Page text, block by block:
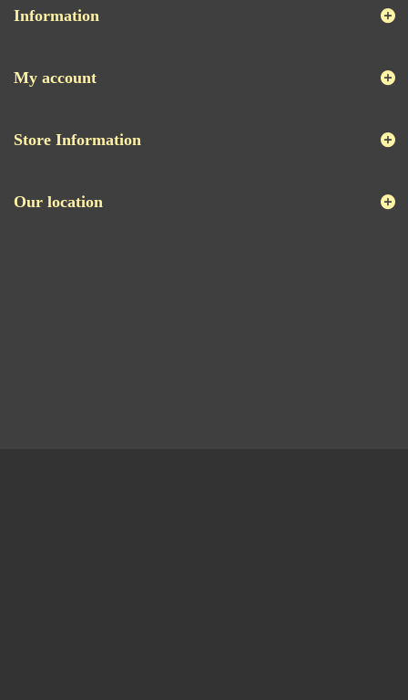
Information
My account
Store Information
Our location